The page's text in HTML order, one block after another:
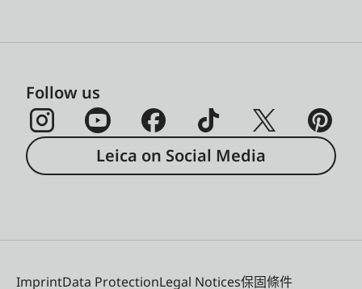
Follow us
Leica on Social Media
ImprintData ProtectionLegal Notices保固條件